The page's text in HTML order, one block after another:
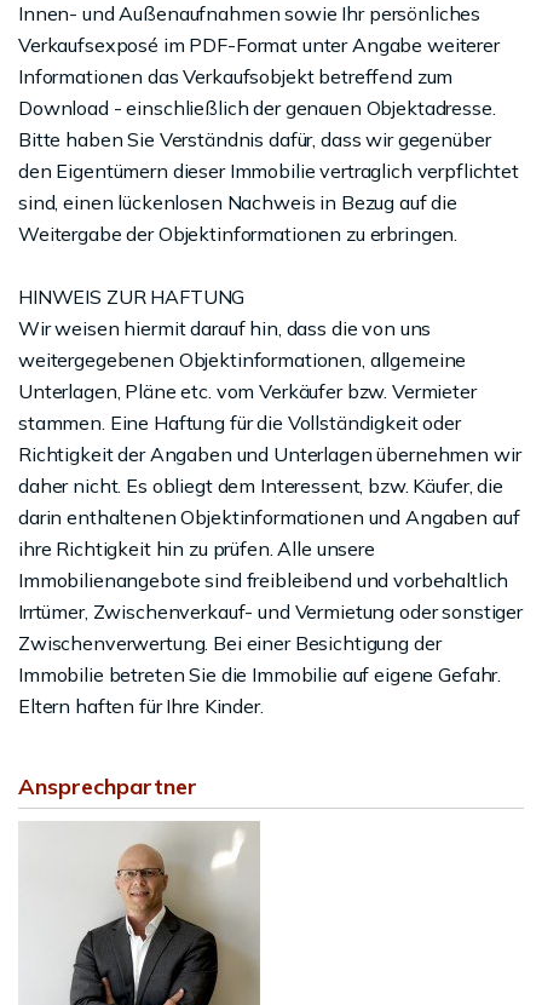
Innen- und Außenaufnahmen sowie Ihr persönliches
Verkaufsexposé im PDF-Format unter Angabe weiterer
Informationen das Verkaufsobjekt betreffend zum
Download - einschließlich der genauen Objektadresse.
Bitte haben Sie Verständnis dafür, dass wir gegenüber
den Eigentümern dieser Immobilie vertraglich verpflichtet
sind, einen lückenlosen Nachweis in Bezug auf die
Weitergabe der Objektinformationen zu erbringen.
HINWEIS ZUR HAFTUNG
Wir weisen hiermit darauf hin, dass die von uns
weitergegebenen Objektinformationen, allgemeine
Unterlagen, Pläne etc. vom Verkäufer bzw. Vermieter
stammen. Eine Haftung für die Vollständigkeit oder
Richtigkeit der Angaben und Unterlagen übernehmen wir
daher nicht. Es obliegt dem Interessent, bzw. Käufer, die
darin enthaltenen Objektinformationen und Angaben auf
ihre Richtigkeit hin zu prüfen. Alle unsere
Immobilienangebote sind freibleibend und vorbehaltlich
Irrtümer, Zwischenverkauf- und Vermietung oder sonstiger
Zwischenverwertung. Bei einer Besichtigung der
Immobilie betreten Sie die Immobilie auf eigene Gefahr.
Eltern haften für Ihre Kinder.
Ansprechpartner